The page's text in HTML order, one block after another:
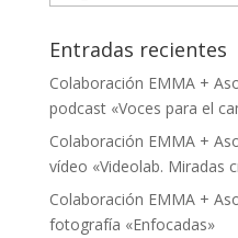
mensuales
Entradas recientes
Colaboración EMMA +
podcast «Voces para el
Colaboración EMMA +
vídeo «Videolab. Miradas
Colaboración EMMA +
fotografía «Enfocadas»